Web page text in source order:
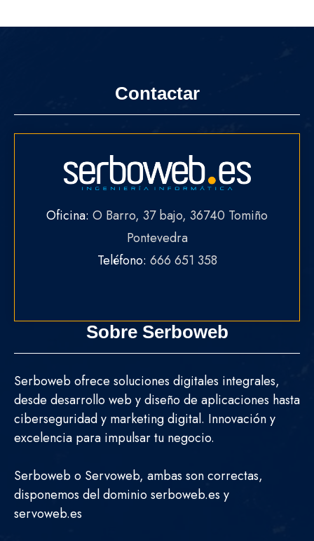
Sobre Serboweb
Serboweb ofrece soluciones digitales integrales,
desde desarrollo web y diseño de aplicaciones hasta
ciberseguridad y marketing digital. Innovación y
excelencia para impulsar tu negocio.
Serboweb o Servoweb, ambas son correctas,
disponemos del dominio serboweb.es y
servoweb.es
Contactar
Oficina: O Barro, 37 bajo, 36740 Tomiño
Pontevedra
Teléfono: 666 651 358